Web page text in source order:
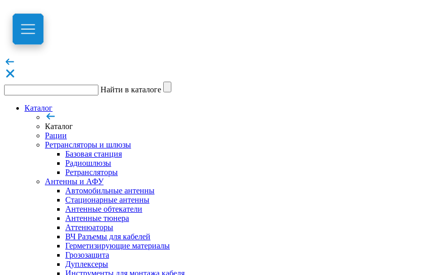
Найти в каталоге
Каталог
Каталог
Рации
Ретрансляторы и шлюзы
Базовая станция
Радиошлюзы
Ретрансляторы
Антенны и АФУ
Автомобильные антенны
Стационарные антенны
Антенные обтекатели
Антенные тюнера
Аттенюаторы
ВЧ Разъемы для кабелей
Герметизирующие материалы
Грозозащита
Дуплексеры
Инструменты для монтажа кабеля